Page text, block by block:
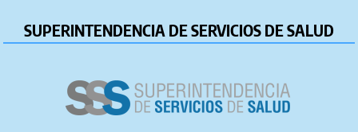
SUPERINTENDENCIA DE SERVICIOS DE SALUD